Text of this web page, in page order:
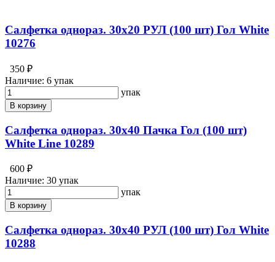
Салфетка однораз. 30х20 РУЛ (100 шт) Гол White
10276
350 ₽
Наличие: 6 упак
упак
В корзину
Салфетка однораз. 30х40 Пачка Гол (100 шт)
White Line 10289
600 ₽
Наличие: 30 упак
упак
В корзину
Салфетка однораз. 30х40 РУЛ (100 шт) Гол White
10288